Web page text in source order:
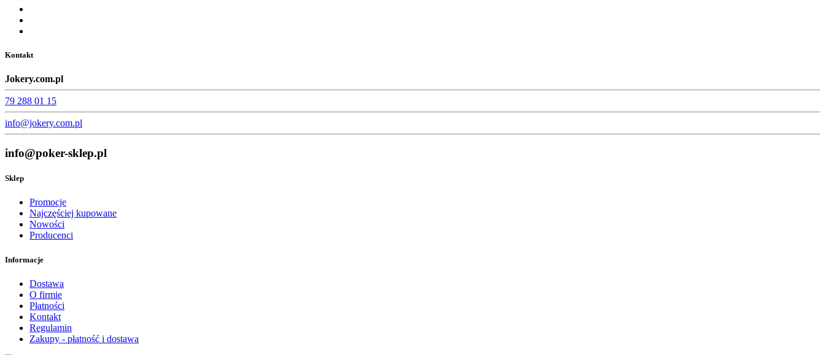
Kontakt
Jokery.com.pl
79 288 01 15
info@jokery.com.pl
info@poker-sklep.pl
Sklep
Promocje
Najczęściej kupowane
Nowości
Producenci
Informacje
Dostawa
O firmie
Płatności
Kontakt
Regulamin
Zakupy - płatność i dostawa